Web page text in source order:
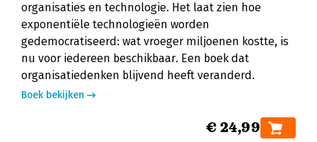
organisaties en technologie. Het laat zien hoe
exponentiële technologieën worden
gedemocratiseerd: wat vroeger miljoenen kostte, is
nu voor iedereen beschikbaar. Een boek dat
organisatiedenken blijvend heeft veranderd.
Boek bekijken
€ 24,99